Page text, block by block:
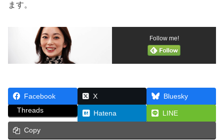
ます。
Follow me!
Facebook X
Bluesky
Threads
Hatena LINE
Copy